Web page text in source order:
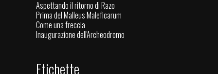
Aspettando il ritorno di Razo
Prima del Malleus Maleficarum
Come una freccia
Inaugurazione dell'Archeodromo
Etichette